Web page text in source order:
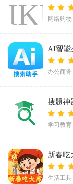
网络购物
AI智能
办公商务
搜题神
学习教育
新春吃
生活工具